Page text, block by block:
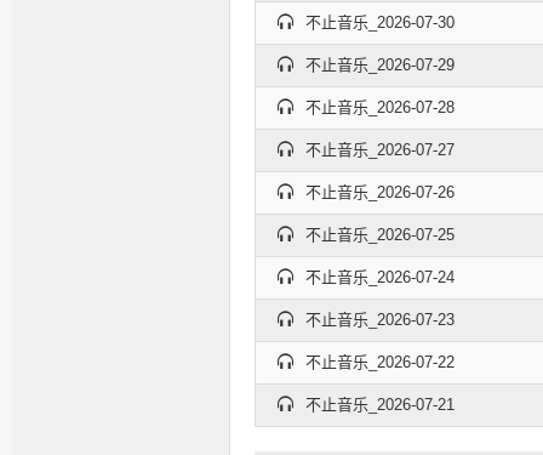
不止音乐_2026-07-30
不止音乐_2026-07-29
不止音乐_2026-07-28
不止音乐_2026-07-27
不止音乐_2026-07-26
不止音乐_2026-07-25
不止音乐_2026-07-24
不止音乐_2026-07-23
不止音乐_2026-07-22
不止音乐_2026-07-21